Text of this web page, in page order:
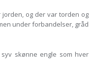
og der var torden og
under forbandelser, gråd
skønne engle som hver